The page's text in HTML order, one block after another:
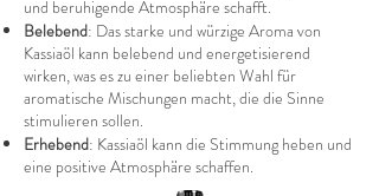
und beruhigende Atmosphäre schafft.
Belebend: Das starke und würzige Aroma von
Kassiaöl kann belebend und energetisierend
wirken, was es zu einer beliebten Wahl für
aromatische Mischungen macht, die die Sinne
stimulieren sollen.
Erhebend: Kassiaöl kann die Stimmung heben und
eine positive Atmosphäre schaffen.